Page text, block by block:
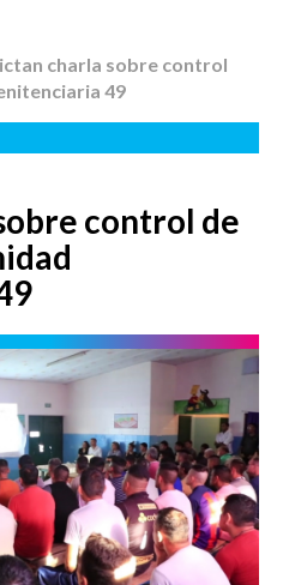
charla sobre control
49
control de